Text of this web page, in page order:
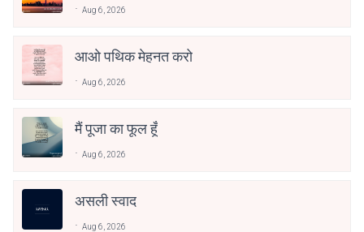
Aug 6, 2026
आओ पथिक मेहनत करो
Aug 6, 2026
मैं पूजा का फूल हूँ
Aug 6, 2026
असली स्वाद
Aug 6, 2026